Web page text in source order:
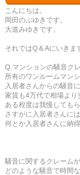
こんにちは。
岡田のぶゆきです。
大道みゆきです。
それではQ＆Aにいきま
Q.マンションの騒音ク
所有のワンルームマン
入居者さんからの騒音
家賃も4万代で相場より
ある程度は我慢しても
さすがに入居者さんに
何とか入居者さんに納
騒音に関するクレーム
どのような騒音で時間